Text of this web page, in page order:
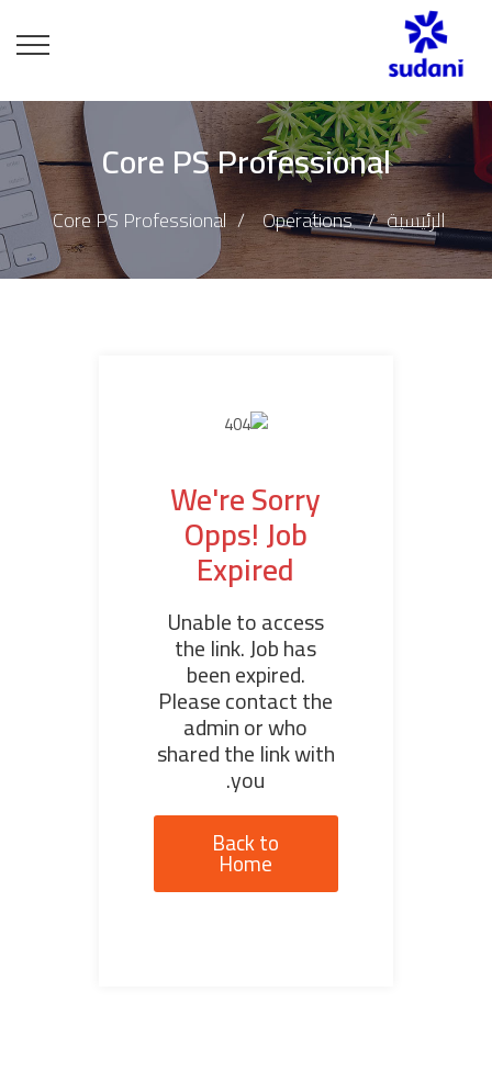
Core PS Professional
الرئيسية Operations
Core PS Professional
We're Sorry
Opps! Job
Expired
Unable to access
the link. Job has
been expired.
Please contact the
admin or who
shared the link with
you.
Back to
Home